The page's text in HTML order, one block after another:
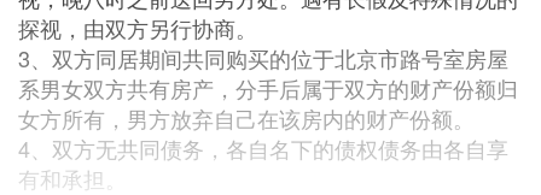
探视，由双方另行协商。
3、双方同居期间共同购买的位于北京市路号室房屋
系男女双方共有房产，分手后属于双方的财产份额归
女方所有，男方放弃自己在该房内的财产份额。
4、双方无共同债务，各自名下的债权债务由各自享
有和承担。